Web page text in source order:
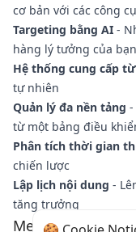
cơ bản với các công
Targeting bằng AI -
hàng lý tưởng của bạn
Hệ thống cung cấp
tự nhiên
Quản lý đa nền tảng -
từ một bảng điều
Phân tích thời gian
chiến lược
Lập lịch nội dung -
tăng trưởng
Mẹo chuyên